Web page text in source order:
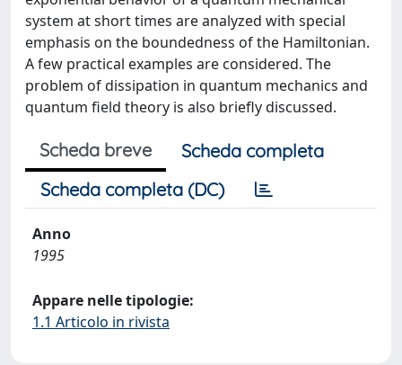
system at short times are analyzed with special
emphasis on the boundedness of the Hamiltonian.
A few practical examples are considered. The
problem of dissipation in quantum mechanics and
quantum field theory is also briefly discussed.
Scheda breve
Scheda completa
Scheda completa (DC)
Anno
1995
Appare nelle tipologie:
1.1 Articolo in rivista